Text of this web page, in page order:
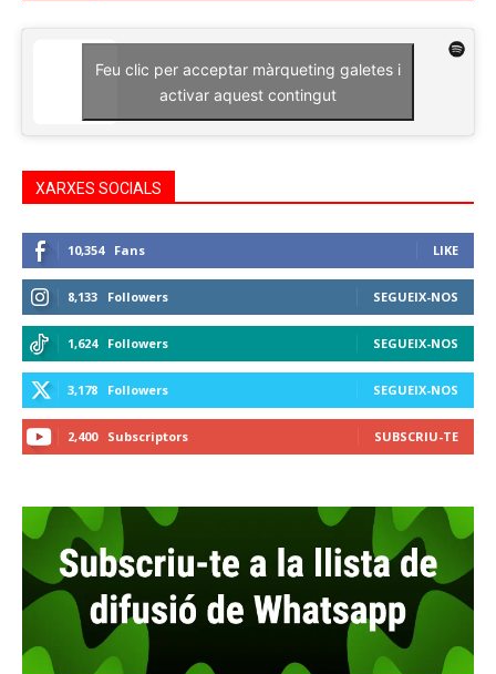
Feu clic per acceptar màrqueting galetes i
activar aquest contingut
XARXES SOCIALS
10,354 Fans LIKE
8,133 Followers SEGUEIX-NOS
1,624 Followers SEGUEIX-NOS
3,178 Followers SEGUEIX-NOS
2,400 Subscriptors SUBSCRIU-TE